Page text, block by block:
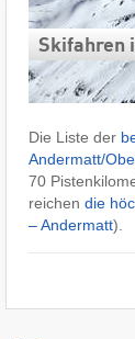
Skifahren
Die Liste der
Andermatt/​
70
reichen die
– Andermatt).